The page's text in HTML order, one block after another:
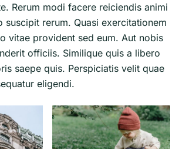
Rerum modi facere reiciendis animi
suscipit rerum. Quasi exercitationem
vitae provident sed eum. Aut nobis
officiis. Similique quis a libero
saepe quis. Perspiciatis velit quae
eligendi.